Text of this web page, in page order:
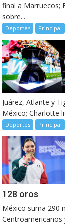
final a Marruecos;
sobre...
Deportes Principal
Juárez, Atlante y
México; Charlotte
Deportes Principal
128 oros
México suma 290
Centroamericanos